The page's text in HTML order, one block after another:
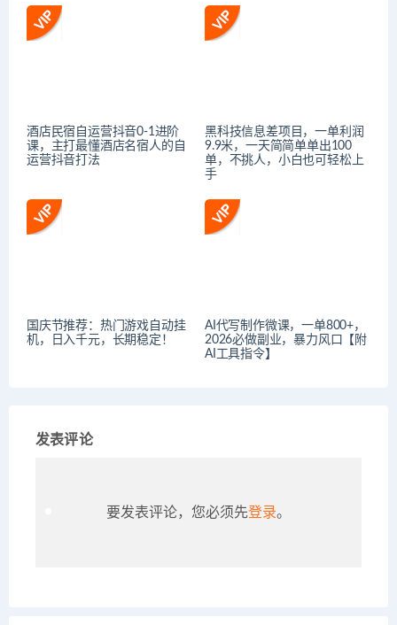
酒店民宿自运营抖音0-1进阶
课，主打最懂酒店名宿人的自
运营抖音打法
黑科技信息差项目，一单利润
9.9米，一天简简单单出100
单，不挑人，小白也可轻松上
手
国庆节推荐：热门游戏自动挂
机，日入千元，长期稳定！
AI代写制作微课，一单800+，
2026必做副业，暴力风口【附
AI工具指令】
发表评论
要发表评论，您必须先登录。